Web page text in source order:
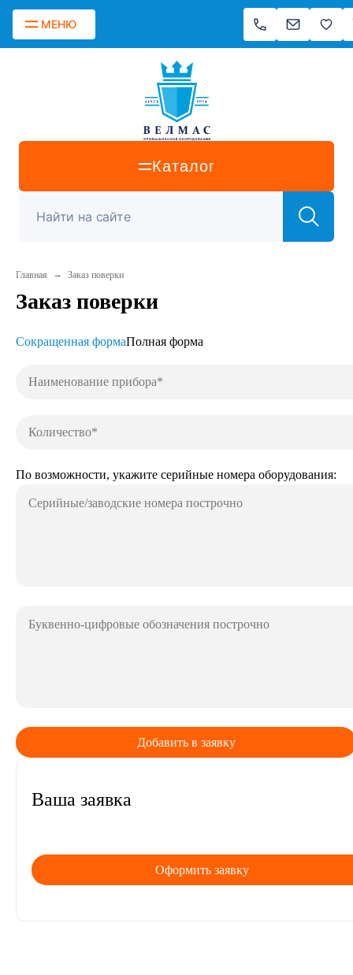
МЕНЮ
Каталог
Главная → Заказ поверки
Заказ поверки
Сокращенная формаПолная форма
По возможности, укажите серийные номера оборудования:
Добавить в заявку
Ваша заявка
Оформить заявку